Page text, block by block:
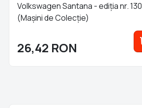
Volkswagen Santana - ediția nr. 130
(Mașini de Colecție)
26,42 RON